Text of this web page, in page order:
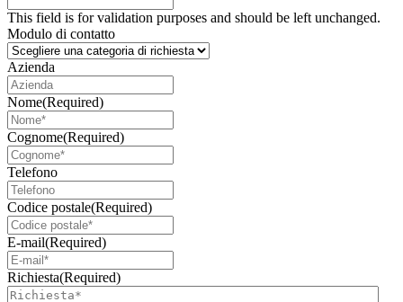
This field is for validation purposes and should be left unchanged.
Modulo di contatto
Azienda
Nome(Required)
Cognome(Required)
Telefono
Codice postale(Required)
E-mail(Required)
Richiesta(Required)